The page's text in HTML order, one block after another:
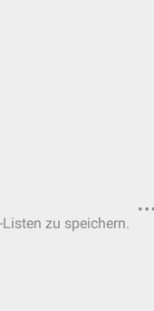
zu speichern.